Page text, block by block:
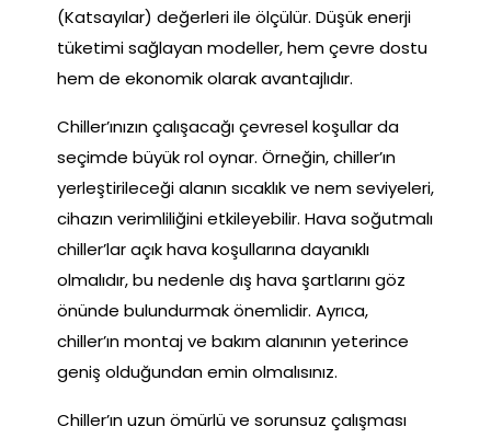
(Katsayılar) değerleri ile ölçülür. Düşük enerji
tüketimi sağlayan modeller, hem çevre dostu
hem de ekonomik olarak avantajlıdır.
Chiller’ınızın çalışacağı çevresel koşullar da
seçimde büyük rol oynar. Örneğin, chiller’ın
yerleştirileceği alanın sıcaklık ve nem seviyeleri,
cihazın verimliliğini etkileyebilir. Hava soğutmalı
chiller’lar açık hava koşullarına dayanıklı
olmalıdır, bu nedenle dış hava şartlarını göz
önünde bulundurmak önemlidir. Ayrıca,
chiller’ın montaj ve bakım alanının yeterince
geniş olduğundan emin olmalısınız.
Chiller’ın uzun ömürlü ve sorunsuz çalışması